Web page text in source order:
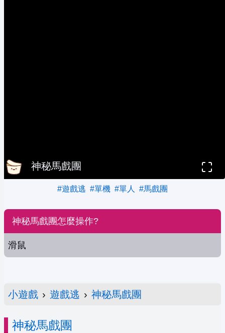
神秘馬戲團
#遊戲逃 #單機 #單人 #馬戲團
神秘馬戲團怎麼操作?
滑鼠
小遊戲 › 遊戲逃 › 神秘馬戲團
神秘馬戲團